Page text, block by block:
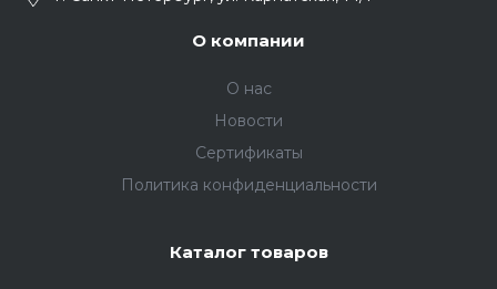
О компании
О нас
Новости
Сертификаты
Политика конфиденциальности
Каталог товаров